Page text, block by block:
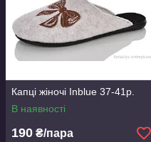
Капці жіночі Inblue 37-41р.
В наявності
190 ₴/пара